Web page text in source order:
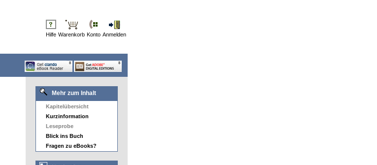
Hilfe Warenkorb Konto Anmelden
Mehr zum Inhalt
Kapitelübersicht
Kurzinformation
Leseprobe
Blick ins Buch
Fragen zu eBooks?